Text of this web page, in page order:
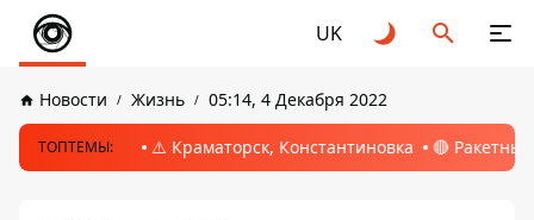
UK
Новости Жизнь 05:14, 4 Декабря 2022
ТОПТЕМЫ: ⚠️ Краматорск, Константиновка 🔴